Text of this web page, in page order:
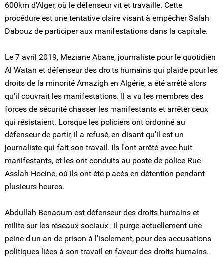
600km d'Alger, où le défenseur vit et travaille. Cette
procédure est une tentative claire visant à empêcher Salah
Dabouz de participer aux manifestations dans la capitale.
Le 7 avril 2019, Meziane Abane, journaliste pour le quotidien
Al Watan et défenseur des droits humains qui plaide pour les
droits de la minorité Amazigh en Algérie, a été arrêté alors
qu'il couvrait les manifestations. Il a vu les membres des
forces de sécurité chasser les manifestants et arrêter ceux
qui résistaient. Lorsque les policiers ont ordonné au
défenseur de partir, il a refusé, en disant qu'il est un
journaliste qui fait son travail. Ils l'ont arrêté avec huit
manifestants, et les ont conduits au poste de police Rue
Asslah Hocine, où ils ont été placés en détention pendant
plusieurs heures.
Abdullah Benaoum est défenseur des droits humains et
milite sur les réseaux sociaux ; il purge actuellement une
peine d'un an de prison à l'isolement, pour des accusations
politiques liées à son travail en faveur des droits humains.